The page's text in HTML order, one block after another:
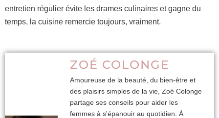
entretien régulier évite les drames culinaires et gagne du
temps, la cuisine remercie toujours, vraiment.
ZOÉ COLONGE
Amoureuse de la beauté, du bien-être et
des plaisirs simples de la vie, Zoé Colonge
partage ses conseils pour aider les
femmes à s'épanouir au quotidien. À